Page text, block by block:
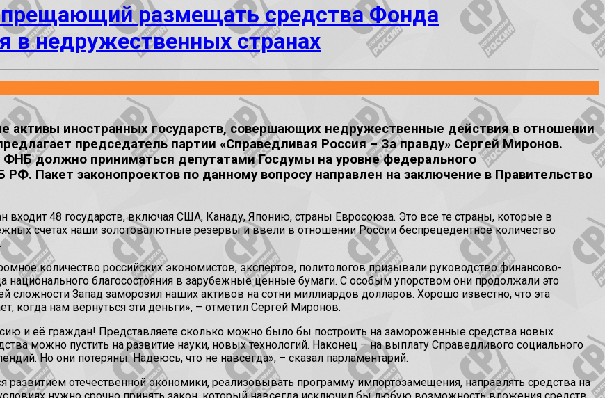
размещать средства Фонда
в недружественных странах
активы иностранных государств, совершающих недружественные действия в отношении
председатель партии «Справедливая Россия – За правду» Сергей Миронов.
должно приниматься депутатами Госдумы на уровне федерального
Пакет законопроектов по данному вопросу направлен на заключение в Правительство
входит 48 государств, включая США, Канаду, Японию, страны Евросоюза. Это все те страны, которые в
счетах наши золотовалютные резервы и ввели в отношении России беспрецедентное количество
количество российских экономистов, экспертов, политологов призывали руководство финансово-
национального благосостояния в зарубежные ценные бумаги. С особым упорством они продолжали это
сложности Запад заморозил наших активов на сотни миллиардов долларов. Хорошо известно, что эта
когда нам вернуться эти деньги», – отметил Сергей Миронов.
и её граждан! Представляете сколько можно было бы построить на замороженные средства новых
можно пустить на развитие науки, новых технологий. Наконец – на выплату Справедливого социального
Но они потеряны. Надеюсь, что не навсегда», – сказал парламентарий.
отечественной экономики, реализовывать программу импортозамещения, направлять средства на